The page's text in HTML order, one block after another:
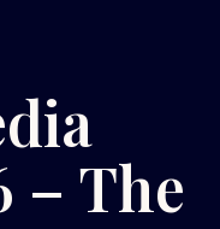
– The